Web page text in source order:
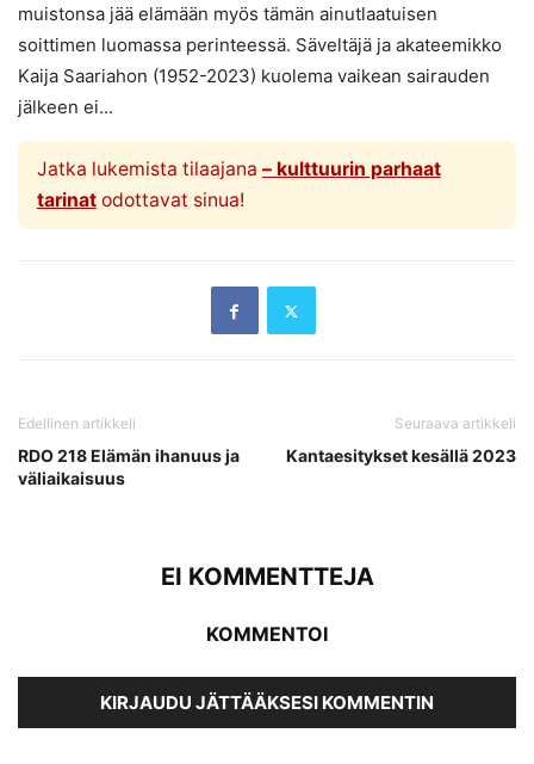
muistonsa jää elämään myös tämän ainutlaatuisen
soittimen luomassa perinteessä. Säveltäjä ja akateemikko
Kaija Saariahon (1952-2023) kuolema vaikean sairauden
jälkeen ei...
Jatka lukemista tilaajana – kulttuurin parhaat
tarinatodottavat sinua!
Edellinen artikkeli
RDO 218 Elämän ihanuus ja
väliaikaisuus
Seuraava artikkeli
Kantaesitykset kesällä 2023
EI KOMMENTTEJA
KOMMENTOI
KIRJAUDU JÄTTÄÄKSESI KOMMENTIN